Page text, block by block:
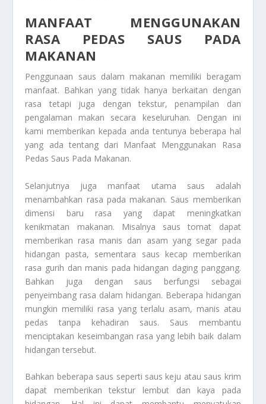
MANFAAT MENGGUNAKAN
RASA PEDAS SAUS PADA
MAKANAN
Penggunaan saus dalam makanan memiliki beragam
manfaat. Bahkan yang tidak hanya berkaitan dengan
rasa tetapi juga dengan tekstur, penampilan dan
pengalaman makan secara keseluruhan. Dengan ini
kami memberikan kepada anda tentunya beberapa hal
yang ada tentang dari Manfaat Menggunakan Rasa
Pedas Saus Pada Makanan.
Selanjutnya juga manfaat utama saus adalah
menambahkan rasa pada makanan. Saus memberikan
dimensi baru rasa yang dapat meningkatkan
kenikmatan makanan. Misalnya saus tomat dapat
memberikan rasa manis dan asam yang segar pada
hidangan pasta, sementara saus kecap memberikan
rasa gurih dan manis pada hidangan daging panggang.
Bahkan juga dengan saus berfungsi sebagai
penyeimbang rasa dalam hidangan. Beberapa hidangan
mungkin memiliki rasa yang terlalu asam, manis atau
pedas tanpa kehadiran saus. Saus membantu
menciptakan keseimbangan rasa yang lebih baik dalam
hidangan tersebut.
Bahkan beberapa saus seperti saus keju atau saus krim
dapat memberikan tekstur lembut dan kaya pada